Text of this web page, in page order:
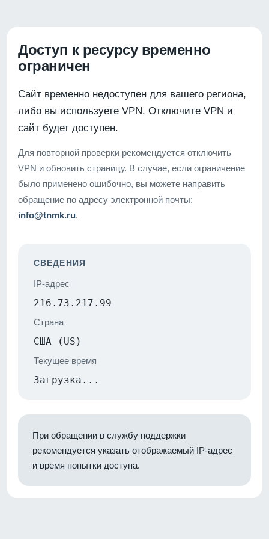
Доступ к ресурсу временно
ограничен
Сайт временно недоступен для вашего региона,
либо вы используете VPN. Отключите VPN и
сайт будет доступен.
Для повторной проверки рекомендуется отключить
VPN и обновить страницу. В случае, если ограничение
было применено ошибочно, вы можете направить
обращение по адресу электронной почты:
info@tnmk.ru.
СВЕДЕНИЯ
IP-адрес
216.73.217.99
Страна
США (US)
Текущее время
Загрузка...
При обращении в службу поддержки
рекомендуется указать отображаемый IP-адрес
и время попытки доступа.